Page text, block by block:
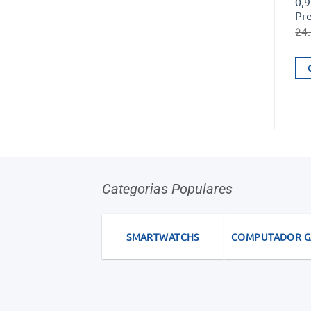
Categorias Populares
SMARTWATCHS COMPUTADOR